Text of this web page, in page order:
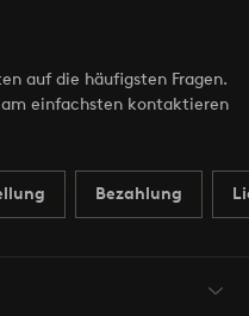
auf die häufigsten Fragen.
einfachsten kontaktieren
Bezahlung